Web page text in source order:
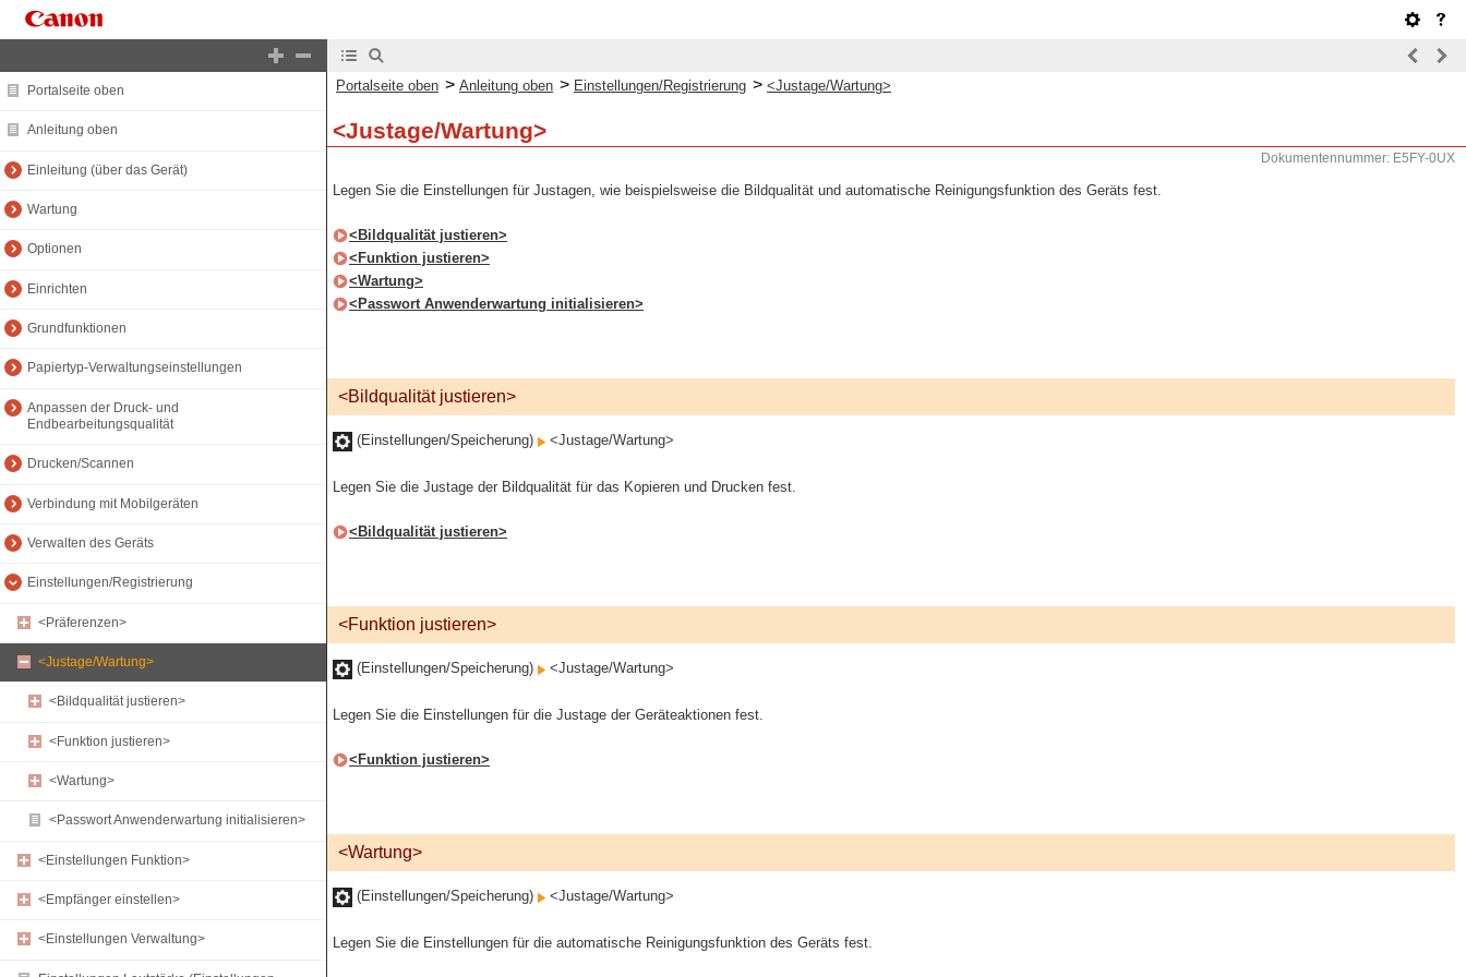
Portalseite oben
Anleitung oben
Einleitung (über das Gerät)
Wartung
Optionen
Einrichten
Grundfunktionen
Papiertyp-Verwaltungseinstellungen
Anpassen der Druck- und
Endbearbeitungsqualität
Drucken/Scannen
Verbindung mit Mobilgeräten
Verwalten des Geräts
Einstellungen/Registrierung
<Präferenzen>
<Justage/Wartung>
<Bildqualität justieren>
<Funktion justieren>
<Wartung>
<Passwort Anwenderwartung initialisieren>
<Einstellungen Funktion>
<Empfänger einstellen>
<Einstellungen Verwaltung>
Portalseite oben > Anleitung oben > Einstellungen/Registrierung > <Justage/Wartung>
<Justage/Wartung>
Dokumentennummer: E5FY-0UX
Legen Sie die Einstellungen für Justagen, wie beispielsweise die Bildqualität und automatische Reinigungsfunktion des Geräts fest.
<Bildqualität justieren>
<Funktion justieren>
<Wartung>
<Passwort Anwenderwartung initialisieren>
<Bildqualität justieren>
(Einstellungen/Speicherung) <Justage/Wartung>
Legen Sie die Justage der Bildqualität für das Kopieren und Drucken fest.
<Bildqualität justieren>
<Funktion justieren>
(Einstellungen/Speicherung) <Justage/Wartung>
Legen Sie die Einstellungen für die Justage der Geräteaktionen fest.
<Funktion justieren>
<Wartung>
(Einstellungen/Speicherung) <Justage/Wartung>
Legen Sie die Einstellungen für die automatische Reinigungsfunktion des Geräts fest.